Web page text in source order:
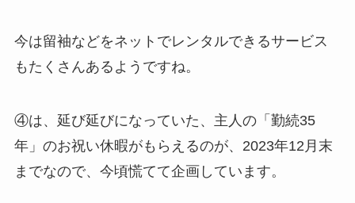
今は留袖などをネットでレンタルできるサービス
もたくさんあるようですね。
④は、延び延びになっていた、主人の「勤続35
年」のお祝い休暇がもらえるのが、2023年12月末
までなので、今頃慌てて企画しています。